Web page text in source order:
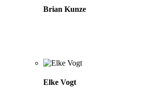
Brian Kunze
Elke Vogt